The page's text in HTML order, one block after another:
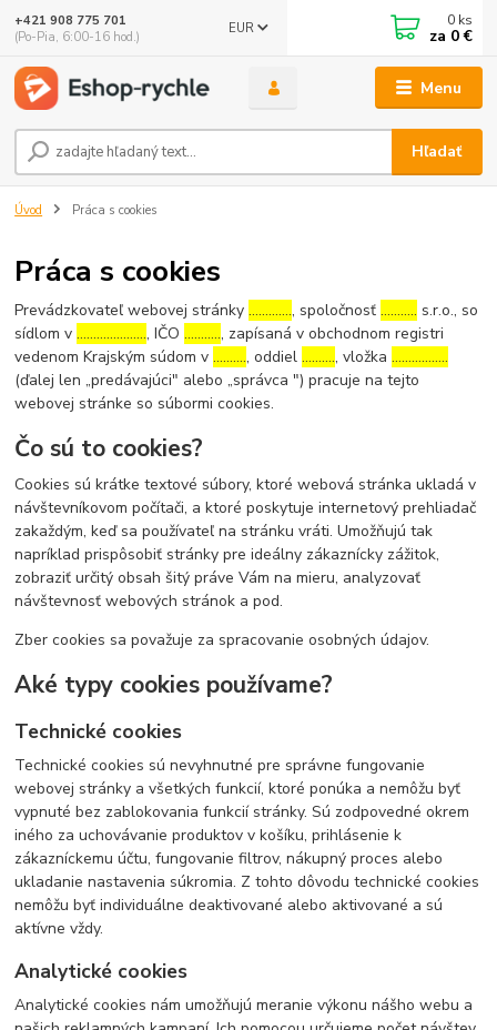
Menu
EUR
Hľadať
+421 908 775 701
(Po-Pia, 6:00-16 hod.)
0 ks
za 0 €
Úvod Práca s cookies
Práca s cookies
Prevádzkovateľ webovej stránky…………., spoločnosť……….. s.r.o., so
sídlom v…………………, IČO……….., zapísaná v obchodnom registri
vedenom Krajským súdom v………., oddiel………., vložka……………..
(ďalej len „predávajúci" alebo „správca ") pracuje na tejto
webovej stránke so súbormi cookies.
Čo sú to cookies?
Cookies sú krátke textové súbory, ktoré webová stránka ukladá v
návštevníkovom počítači, a ktoré poskytuje internetový prehliadač
zakaždým, keď sa používateľ na stránku vráti. Umožňujú tak
napríklad prispôsobiť stránky pre ideálny zákaznícky zážitok,
zobraziť určitý obsah šitý práve Vám na mieru, analyzovať
návštevnosť webových stránok a pod.
Zber cookies sa považuje za spracovanie osobných údajov.
Aké typy cookies používame?
Technické cookies
Technické cookies sú nevyhnutné pre správne fungovanie
webovej stránky a všetkých funkcií, ktoré ponúka a nemôžu byť
vypnuté bez zablokovania funkcií stránky. Sú zodpovedné okrem
iného za uchovávanie produktov v košíku, prihlásenie k
zákazníckemu účtu, fungovanie filtrov, nákupný proces alebo
ukladanie nastavenia súkromia. Z tohto dôvodu technické cookies
nemôžu byť individuálne deaktivované alebo aktivované a sú
aktívne vždy.
Analytické cookies
Analytické cookies nám umožňujú meranie výkonu nášho webu a